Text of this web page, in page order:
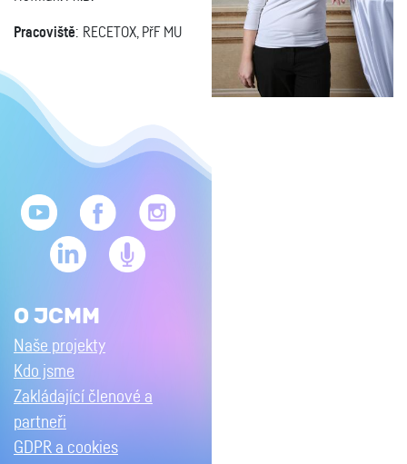
Pracoviště: RECETOX, PřF MU
O JCMM
Naše projekty
Kdo jsme
Zakládající členové a
partneři
GDPR a cookies